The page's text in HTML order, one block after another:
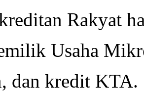
Rakyat
Usaha
dan kredit KTA.